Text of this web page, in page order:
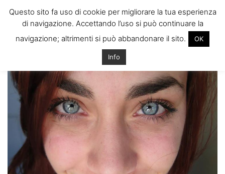
ITALIANI A
LONDRA
Il blog degli Italiani nella rebel city
Questo sito fa uso di cookie per migliorare la tua esperienza
di navigazione. Accettando l’uso si può continuare la
navigazione; altrimenti si può abbandonare il sito.
OK
Info